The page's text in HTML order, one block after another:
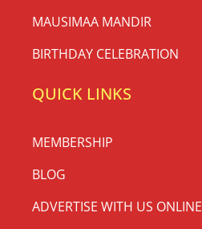
MAUSIMAA MANDIR
BIRTHDAY CELEBRATION
QUICK LINKS
MEMBERSHIP
BLOG
ADVERTISE WITH US ONLINE